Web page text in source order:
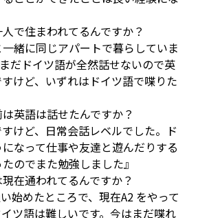
で住まわれてるんですか？
一緒に同じアパートで暮らしていま
だドイツ語が全然話せないので英
けど、いずれはドイツ語で喋りた
英語は話せたんですか？
すけど、日常会話レベルでした。ド
なって仕事や友達と遊んだりする
のでまた勉強しました』
在通われてるんですか？
始めたところで、現在A2 をやって
ツ語は難しいです。今はまだ喋れ